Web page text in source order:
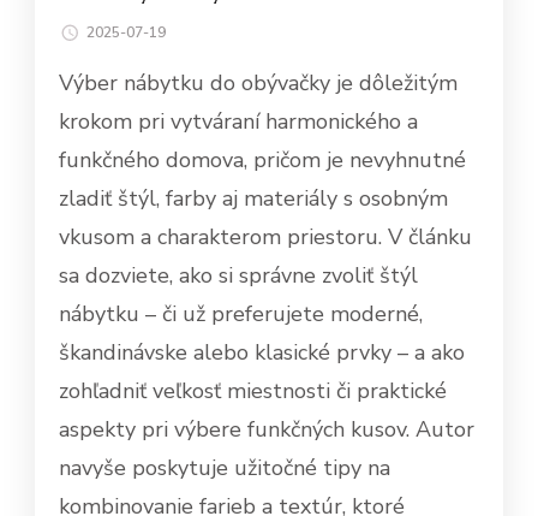
2025-07-19
Výber nábytku do obývačky je dôležitým
krokom pri vytváraní harmonického a
funkčného domova, pričom je nevyhnutné
zladiť štýl, farby aj materiály s osobným
vkusom a charakterom priestoru. V článku
sa dozviete, ako si správne zvoliť štýl
nábytku – či už preferujete moderné,
škandinávske alebo klasické prvky – a ako
zohľadniť veľkosť miestnosti či praktické
aspekty pri výbere funkčných kusov. Autor
navyše poskytuje užitočné tipy na
kombinovanie farieb a textúr, ktoré